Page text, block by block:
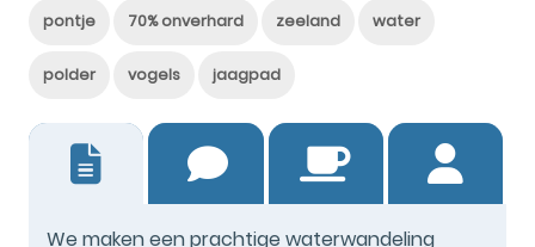
pontje 70% onverhard zeeland water
polder vogels jaagpad
We maken een prachtige waterwandeling